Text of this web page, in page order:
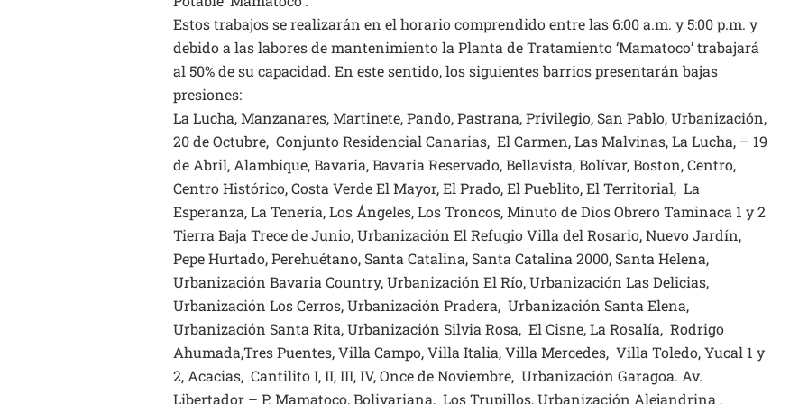
Estos trabajos se realizarán en el horario comprendido entre las 6:00 a.m. y 5:00 p.m. y
debido a las labores de mantenimiento la Planta de Tratamiento ‘Mamatoco’ trabajará
al 50% de su capacidad. En este sentido, los siguientes barrios presentarán bajas
presiones:
La Lucha, Manzanares, Martinete, Pando, Pastrana, Privilegio, San Pablo, Urbanización,
20 de Octubre, Conjunto Residencial Canarias, El Carmen, Las Malvinas, La Lucha, – 19
de Abril, Alambique, Bavaria, Bavaria Reservado, Bellavista, Bolívar, Boston, Centro,
Centro Histórico, Costa Verde El Mayor, El Prado, El Pueblito, El Territorial, La
Esperanza, La Tenería, Los Ángeles, Los Troncos, Minuto de Dios Obrero Taminaca 1 y 2
Tierra Baja Trece de Junio, Urbanización El Refugio Villa del Rosario, Nuevo Jardín,
Pepe Hurtado, Perehuétano, Santa Catalina, Santa Catalina 2000, Santa Helena,
Urbanización Bavaria Country, Urbanización El Río, Urbanización Las Delicias,
Urbanización Los Cerros, Urbanización Pradera, Urbanización Santa Elena,
Urbanización Santa Rita, Urbanización Silvia Rosa, El Cisne, La Rosalía, Rodrigo
Ahumada,Tres Puentes, Villa Campo, Villa Italia, Villa Mercedes, Villa Toledo, Yucal 1 y
2, Acacias, Cantilito I, II, III, IV, Once de Noviembre, Urbanización Garagoa. Av.
Libertador – P. Mamatoco, Bolivariana, Los Trupillos, Urbanización Alejandrina ,